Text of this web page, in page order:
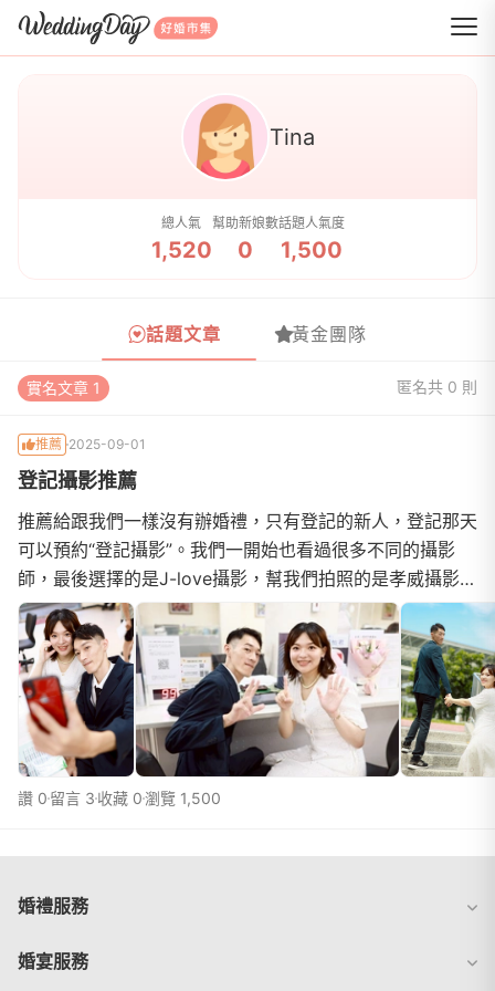
WeddingDay 好婚市集
Tina
總人氣
1,520
幫助新娘數
0
話題人氣度
1,500
話題文章 黃金團隊
實名文章 1 匿名共 0 則
推薦 2025-09-01
登記攝影推薦
推薦給跟我們一樣沒有辦婚禮，只有登記的新人，登記那天
可以預約“登記攝影”。我們一開始也看過很多不同的攝影
師，最後選擇的是J-love攝影，幫我們拍照的是孝威攝影
師。J-love 攝影很棒的地方是在line 上溝通預約時有...
讚 0 留言 3 收藏 0瀏覽 1,500
婚禮服務
婚宴服務